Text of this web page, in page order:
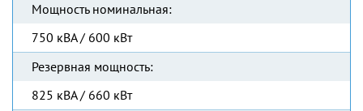
Мощность номинальная:
750 кВА / 600 кВт
Резервная мощность:
825 кВА / 660 кВт